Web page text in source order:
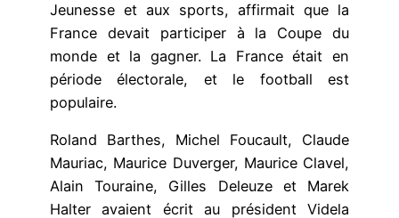
Jeunesse et aux sports, affirmait que la
France devait participer à la Coupe du
monde et la gagner. La France était en
période électorale, et le football est
populaire.
Roland Barthes, Michel Foucault, Claude
Mauriac, Maurice Duverger, Maurice Clavel,
Alain Touraine, Gilles Deleuze et Marek
Halter avaient écrit au président Videla